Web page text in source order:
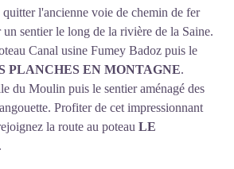
quitter l'ancienne voie de chemin de fer
un sentier le long de la rivière de la Saine.
Canal usine Fumey Badoz puis le
PLANCHES EN MONTAGNE.
du Moulin puis le sentier aménagé des
Profiter de cet impressionnant
la route au poteau LE
.